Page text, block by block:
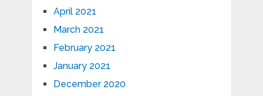
April 2021
March 2021
February 2021
January 2021
December 2020